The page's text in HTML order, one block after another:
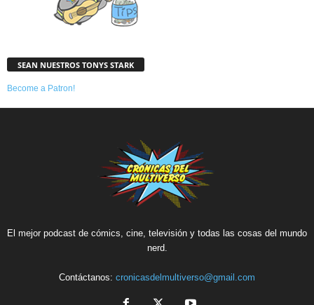
SEAN NUESTROS TONYS STARK
Become a Patron!
El mejor podcast de cómics, cine, televisión y todas las cosas del mundo
nerd.
Contáctanos: cronicasdelmultiverso@gmail.com